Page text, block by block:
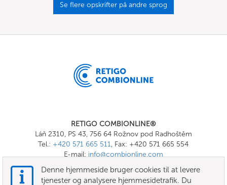
Se flere opskrifter på andre sprog
RETIGO COMBIONLINE®
Láň 2310, PS 43, 756 64 Rožnov pod Radhoštěm
Tel.: +420 571 665 511, Fax: +420 571 665 554
E-mail: info@combionline.com
Denne hjemmeside bruger cookies til at levere
tjenester og analysere hjemmesidetrafik. Du